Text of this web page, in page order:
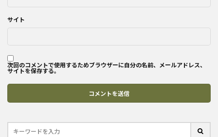
サイト
次回のコメントで使用するためブラウザーに自分の名前、メールアドレス、
サイトを保存する。